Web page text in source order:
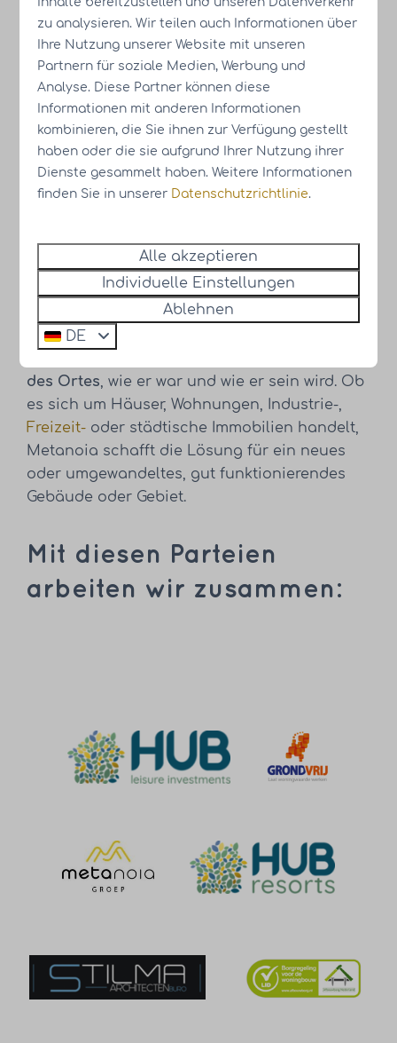
Wir arbeiten hart daran, den Ertrag für unsere
Eigentümer ständig zu optimieren. Dies
erreichen wir, indem wirflexible Buchungen
und automatische dynamische Preise
implementieren und uns professionell um die
gesamte Hausverwaltung kümmern.
Außerdem wollen wir unsere Gäste in unseren
Ferienparks immer wieder aufs Neue
Urlaubserlebnis zu bieten. Wir arbeiten mit
dem UnternehmenMetanoiazusammen,
welches aus alten Plätzen neue macht. Wir
kümmern uns um die Umwandlung von alter
zu neuer Funktionalität eines Ortes. Aber wir
des Ortes, wie er war und wie er sein wird. Ob
es sich um Häuser, Wohnungen, Industrie-,
Freizeit- oder städtische Immobilien handelt,
Metanoia schafft die Lösung für ein neues
oder umgewandeltes, gut funktionierendes
Gebäude oder Gebiet.
Mit diesen Parteien
arbeiten wir zusammen:
zu analysieren. Wir teilen auch Informationen über
Ihre Nutzung unserer Website mit unseren
Partnern für soziale Medien, Werbung und
Analyse. Diese Partner können diese
Informationen mit anderen Informationen
kombinieren, die Sie ihnen zur Verfügung gestellt
haben oder die sie aufgrund Ihrer Nutzung ihrer
Dienste gesammelt haben. Weitere Informationen
finden Sie in unserer Datenschutzrichtlinie.
Alle akzeptieren
Individuelle Einstellungen
Ablehnen
DE